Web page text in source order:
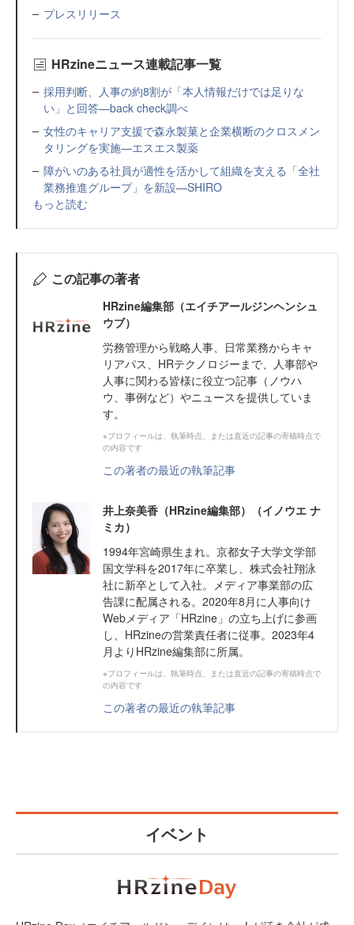
プレスリリース
HRzineニュース連載記事一覧
採用判断、人事の約8割が「本人情報だけでは足りな
い」と回答—back check調べ
女性のキャリア支援で森永製菓と企業横断のクロスメン
タリングを実施—エスエス製薬
障がいのある社員が適性を活かして組織を支える「全社
業務推進グループ」を新設—SHIRO
もっと読む
この記事の著者
HRzine編集部（エイチアールジンヘンシュ
ウブ）
労務管理から戦略人事、日常業務からキャ
リアパス、HRテクノロジーまで、人事部や
人事に関わる皆様に役立つ記事（ノウハ
ウ、事例など）やニュースを提供していま
す。
※プロフィールは、執筆時点、または直近の記事の寄稿時点で
の内容です
この著者の最近の執筆記事
井上奈美香（HRzine編集部）（イノウエ ナ
ミカ）
1994年宮崎県生まれ。京都女子大学文学部
国文学科を2017年に卒業し、株式会社翔泳
社に新卒として入社。メディア事業部の広
告課に配属される。2020年8月に人事向け
Webメディア「HRzine」の立ち上げに参画
し、HRzineの営業責任者に従事。2023年4
月よりHRzine編集部に所属。
※プロフィールは、執筆時点、または直近の記事の寄稿時点で
の内容です
この著者の最近の執筆記事
イベント